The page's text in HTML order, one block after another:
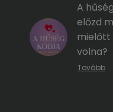
A
előzd
mielőtt
volna?
Tovább